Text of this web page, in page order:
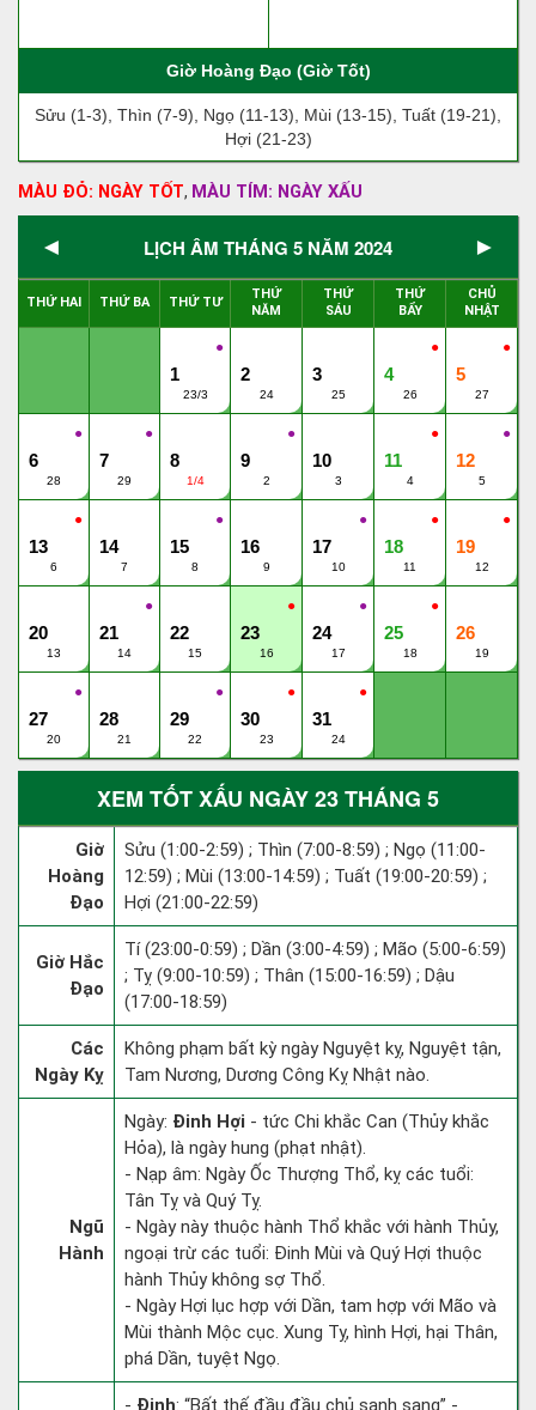
Giờ Hoàng Đạo (Giờ Tốt)
Sửu (1-3), Thìn (7-9), Ngọ (11-13), Mùi (13-15), Tuất (19-21),
Hợi (21-23)
MÀU ĐỎ: NGÀY TỐT, MÀU TÍM: NGÀY XẤU
◄ LỊCH ÂM THÁNG 5 NĂM 2024 ►
THỨ HAI THỨ BA THỨ TƯ
THỨ
NĂM
THỨ
SÁU
THỨ
BẨY
CHỦ
NHẬT
●
1
23/3
2
24
3
25
●
4
26
●
5
27
●
6
28
●
7
29
8
1/4
●
9
2
10
3
●
11
4
●
12
5
●
13
6
14
7
●
15
8
16
9
●
17
10
●
18
11
●
19
12
20
13
●
21
14
22
15
●
23
16
●
24
17
●
25
18
26
19
●
27
20
28
21
●
29
22
●
30
23
●
31
24
XEM TỐT XẤU NGÀY 23 THÁNG 5
Giờ
Hoàng
Đạo
Sửu (1:00-2:59) ; Thìn (7:00-8:59) ; Ngọ (11:00-
12:59) ; Mùi (13:00-14:59) ; Tuất (19:00-20:59) ;
Hợi (21:00-22:59)
Giờ Hắc
Đạo
Tí (23:00-0:59) ; Dần (3:00-4:59) ; Mão (5:00-6:59)
; Tỵ (9:00-10:59) ; Thân (15:00-16:59) ; Dậu
(17:00-18:59)
Các
Ngày Kỵ
Không phạm bất kỳ ngày Nguyệt kỵ, Nguyệt tận,
Tam Nương, Dương Công Kỵ Nhật nào.
Ngũ
Hành
Ngày: Đinh Hợi - tức Chi khắc Can (Thủy khắc
Hỏa), là ngày hung (phạt nhật).
- Nạp âm: Ngày Ốc Thượng Thổ, kỵ các tuổi:
Tân Tỵ và Quý Tỵ.
- Ngày này thuộc hành Thổ khắc với hành Thủy,
ngoại trừ các tuổi: Đinh Mùi và Quý Hợi thuộc
hành Thủy không sợ Thổ.
- Ngày Hợi lục hợp với Dần, tam hợp với Mão và
Mùi thành Mộc cục. Xung Tỵ, hình Hợi, hại Thân,
phá Dần, tuyệt Ngọ.
- Đinh: “Bất thế đầu đầu chủ sanh sang” -